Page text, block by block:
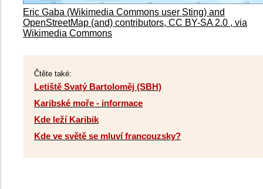
Eric Gaba (Wikimedia Commons user Sting) and
OpenStreetMap (and) contributors, CC BY-SA 2.0 , via
Wikimedia Commons
Čtěte také:
Letiště Svatý Bartoloměj (SBH)
Karibské moře - informace
Kde leží Karibik
Kde ve světě se mluví francouzsky?